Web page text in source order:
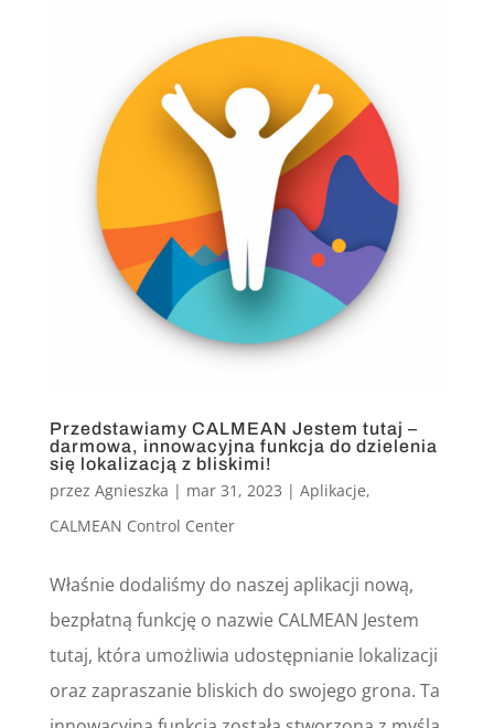
Przedstawiamy CALMEAN Jestem tutaj –
darmowa, innowacyjna funkcja do dzielenia
się lokalizacją z bliskimi!
przez Agnieszka | mar 31, 2023 | Aplikacje,
CALMEAN Control Center
Właśnie dodaliśmy do naszej aplikacji nową,
bezpłatną funkcję o nazwie CALMEAN Jestem
tutaj, która umożliwia udostępnianie lokalizacji
oraz zapraszanie bliskich do swojego grona. Ta